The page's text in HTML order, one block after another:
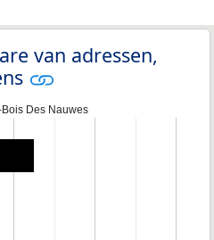
van adressen,
Des Nauwes